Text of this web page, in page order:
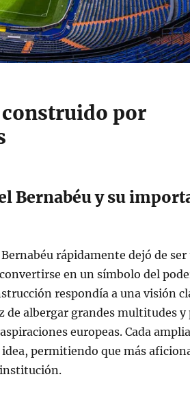
por
Bernabéu y su
rápidamente dejó de
en un símbolo del
respondía a una visión
de albergar grandes multitudes y
europeas. Cada
permitiendo que más